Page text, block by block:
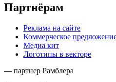
Партнёрам
Реклама на сайте
Коммерческое
Медиа кит
Логотипы в векторе
— партнер Рамблера